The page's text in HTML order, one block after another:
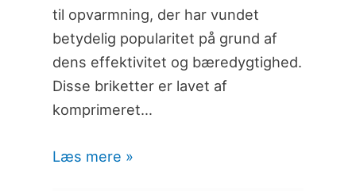
til opvarmning, der har vundet
betydelig popularitet på grund af
dens effektivitet og bæredygtighed.
Disse briketter er lavet af
komprimeret…
Læs mere »